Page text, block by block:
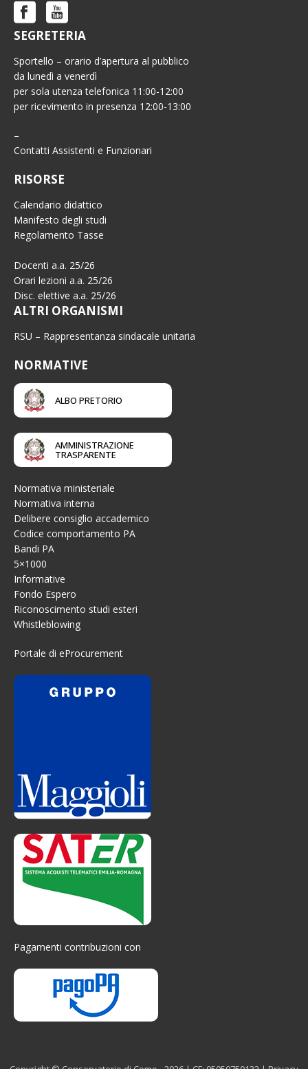
SEGRETERIA
Sportello – orario d’apertura al pubblico
da lunedì a venerdì
per sola utenza telefonica 11:00-12:00
per ricevimento in presenza 12:00-13:00
–
Contatti Assistenti e Funzionari
RISORSE
Calendario didattico
Manifesto degli studi
Regolamento Tasse
Docenti a.a. 25/26
Orari lezioni a.a. 25/26
Disc. elettive a.a. 25/26
ALTRI ORGANISMI
RSU – Rappresentanza sindacale unitaria
NORMATIVE
ALBO PRETORIO
AMMINISTRAZIONE
TRASPARENTE
Normativa ministeriale
Normativa interna
Delibere consiglio accademico
Codice comportamento PA
Bandi PA
5×1000
Informative
Fondo Espero
Riconoscimento studi esteri
Whistleblowing
Portale di eProcurement
Pagamenti contribuzioni con